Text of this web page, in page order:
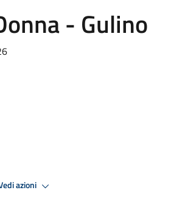
- Gulino
azioni